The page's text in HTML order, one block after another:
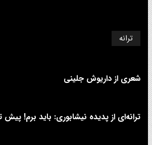
ترانه
شعری از داریوش جلینی
ترانه‌ای از پدیده نیشابوری: باید برم! پیش